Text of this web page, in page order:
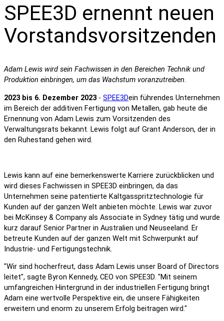
SPEE3D ernennt neuen
Vorstandsvorsitzenden
Adam Lewis wird sein Fachwissen in den Bereichen Technik und
Produktion einbringen, um das Wachstum voranzutreiben.
2023 bis 6. Dezember 2023 - SPEE3Dein führendes Unternehmen
im Bereich der additiven Fertigung von Metallen, gab heute die
Ernennung von Adam Lewis zum Vorsitzenden des
Verwaltungsrats bekannt. Lewis folgt auf Grant Anderson, der in
den Ruhestand gehen wird.
Lewis kann auf eine bemerkenswerte Karriere zurückblicken und
wird dieses Fachwissen in SPEE3D einbringen, da das
Unternehmen seine patentierte Kaltgasspritztechnologie für
Kunden auf der ganzen Welt anbieten möchte. Lewis war zuvor
bei McKinsey & Company als Associate in Sydney tätig und wurde
kurz darauf Senior Partner in Australien und Neuseeland. Er
betreute Kunden auf der ganzen Welt mit Schwerpunkt auf
Industrie- und Fertigungstechnik.
"Wir sind hocherfreut, dass Adam Lewis unser Board of Directors
leitet", sagte Byron Kennedy, CEO von SPEE3D. "Mit seinem
umfangreichen Hintergrund in der industriellen Fertigung bringt
Adam eine wertvolle Perspektive ein, die unsere Fähigkeiten
erweitern und enorm zu unserem Erfolg beitragen wird."